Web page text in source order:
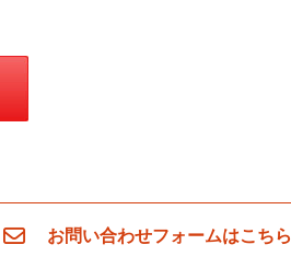
お問い合わせフォームはこちら